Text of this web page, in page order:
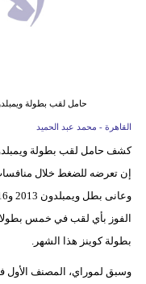
حامل لقب بطولة
القاهرة - محمد عبد الحميد
كشف حامل لقب بطولة
إن تعرضه للضغط خلال
الفوز بأي لقب في خمس
بطولة كوينز هذا الشهر.
وسبق لموراي، المصنف الأول